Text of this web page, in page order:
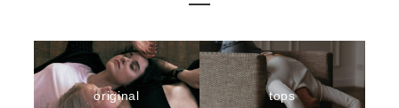
original tops